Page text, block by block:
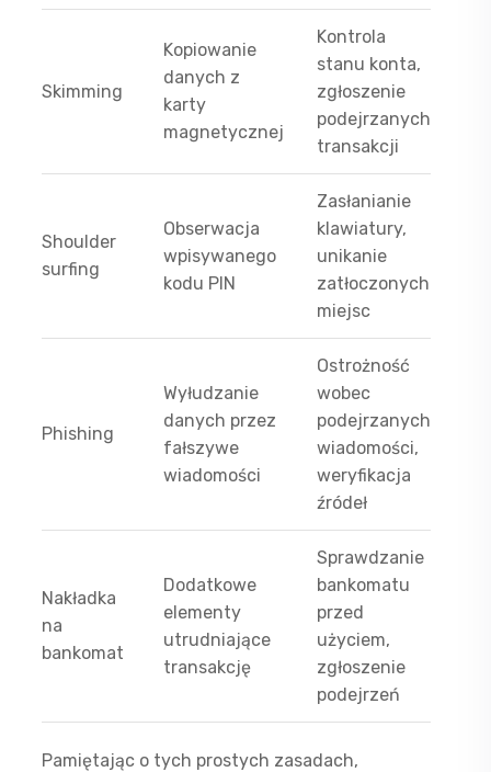
Skimming
Kopiowanie
danych z
karty
magnetycznej
Kontrola
stanu konta,
zgłoszenie
podejrzanych
transakcji
Shoulder
surfing
Obserwacja
wpisywanego
kodu PIN
Zasłanianie
klawiatury,
unikanie
zatłoczonych
miejsc
Phishing
Wyłudzanie
danych przez
fałszywe
wiadomości
Ostrożność
wobec
podejrzanych
wiadomości,
weryfikacja
źródeł
Nakładka
na
bankomat
Dodatkowe
elementy
utrudniające
transakcję
Sprawdzanie
bankomatu
przed
użyciem,
zgłoszenie
podejrzeń
Pamiętając o tych prostych zasadach,